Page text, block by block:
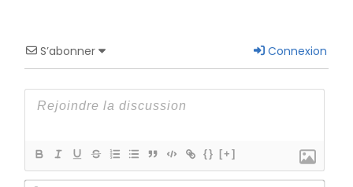
S’abonner Connexion
{} [+]